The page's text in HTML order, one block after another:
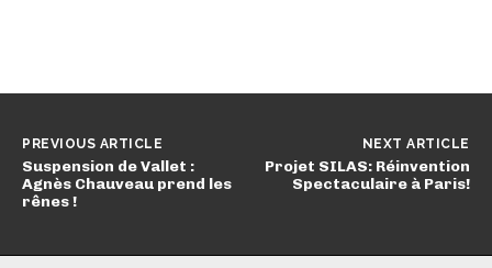
PREVIOUS ARTICLE
Suspension de Vallet :
Agnès Chauveau prend les
rênes !
NEXT ARTICLE
Projet SILAS: Réinvention
Spectaculaire à Paris!